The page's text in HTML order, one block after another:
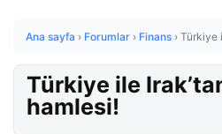
Ana sayfa › Forumlar › Finans › Türkiye
Türkiye ile
hamlesi!